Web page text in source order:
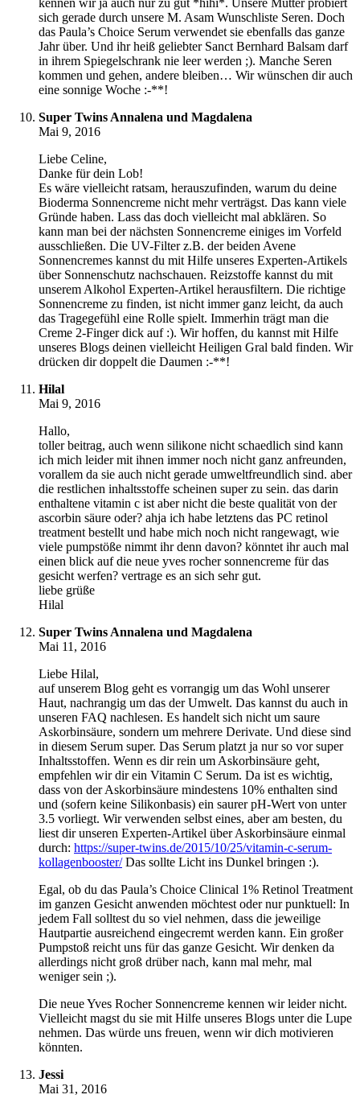
sich gerade durch unsere M. Asam Wunschliste Seren. Doch
das Paula’s Choice Serum verwendet sie ebenfalls das ganze
Jahr über. Und ihr heiß geliebter Sanct Bernhard Balsam darf
in ihrem Spiegelschrank nie leer werden ;). Manche Seren
kommen und gehen, andere bleiben… Wir wünschen dir auch
eine sonnige Woche :-**!
Super Twins Annalena und Magdalena
Mai 9, 2016
Liebe Celine,
Danke für dein Lob!
Es wäre vielleicht ratsam, herauszufinden, warum du deine
Bioderma Sonnencreme nicht mehr verträgst. Das kann viele
Gründe haben. Lass das doch vielleicht mal abklären. So
kann man bei der nächsten Sonnencreme einiges im Vorfeld
ausschließen. Die UV-Filter z.B. der beiden Avene
Sonnencremes kannst du mit Hilfe unseres Experten-Artikels
über Sonnenschutz nachschauen. Reizstoffe kannst du mit
unserem Alkohol Experten-Artikel herausfiltern. Die richtige
Sonnencreme zu finden, ist nicht immer ganz leicht, da auch
das Tragegefühl eine Rolle spielt. Immerhin trägt man die
Creme 2-Finger dick auf :). Wir hoffen, du kannst mit Hilfe
unseres Blogs deinen vielleicht Heiligen Gral bald finden. Wir
drücken dir doppelt die Daumen :-**!
Hilal
Mai 9, 2016
Hallo,
toller beitrag, auch wenn silikone nicht schaedlich sind kann
ich mich leider mit ihnen immer noch nicht ganz anfreunden,
vorallem da sie auch nicht gerade umweltfreundlich sind. aber
die restlichen inhaltsstoffe scheinen super zu sein. das darin
enthaltene vitamin c ist aber nicht die beste qualität von der
ascorbin säure oder? ahja ich habe letztens das PC retinol
treatment bestellt und habe mich noch nicht rangewagt, wie
viele pumpstöße nimmt ihr denn davon? könntet ihr auch mal
einen blick auf die neue yves rocher sonnencreme für das
gesicht werfen? vertrage es an sich sehr gut.
liebe grüße
Hilal
Super Twins Annalena und Magdalena
Mai 11, 2016
Liebe Hilal,
auf unserem Blog geht es vorrangig um das Wohl unserer
Haut, nachrangig um das der Umwelt. Das kannst du auch in
unseren FAQ nachlesen. Es handelt sich nicht um saure
Askorbinsäure, sondern um mehrere Derivate. Und diese sind
in diesem Serum super. Das Serum platzt ja nur so vor super
Inhaltsstoffen. Wenn es dir rein um Askorbinsäure geht,
empfehlen wir dir ein Vitamin C Serum. Da ist es wichtig,
dass von der Askorbinsäure mindestens 10% enthalten sind
und (sofern keine Silikonbasis) ein saurer pH-Wert von unter
3.5 vorliegt. Wir verwenden selbst eines, aber am besten, du
liest dir unseren Experten-Artikel über Askorbinsäure einmal
durch: https://super-twins.de/2015/10/25/vitamin-c-serum-
kollagenbooster/Das sollte Licht ins Dunkel bringen :).
Egal, ob du das Paula’s Choice Clinical 1% Retinol Treatment
im ganzen Gesicht anwenden möchtest oder nur punktuell: In
jedem Fall solltest du so viel nehmen, dass die jeweilige
Hautpartie ausreichend eingecremt werden kann. Ein großer
Pumpstoß reicht uns für das ganze Gesicht. Wir denken da
allerdings nicht groß drüber nach, kann mal mehr, mal
weniger sein ;).
Die neue Yves Rocher Sonnencreme kennen wir leider nicht.
Vielleicht magst du sie mit Hilfe unseres Blogs unter die Lupe
nehmen. Das würde uns freuen, wenn wir dich motivieren
könnten.
Jessi
Mai 31, 2016